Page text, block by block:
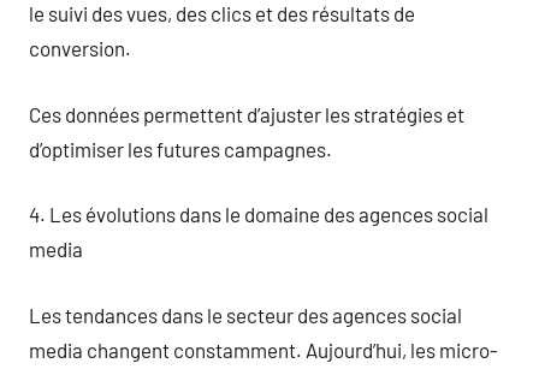
le suivi des vues, des clics et des résultats de
conversion.
Ces données permettent d’ajuster les stratégies et
d’optimiser les futures campagnes.
4. Les évolutions dans le domaine des agences social
media
Les tendances dans le secteur des agences social
media changent constamment. Aujourd’hui, les micro-